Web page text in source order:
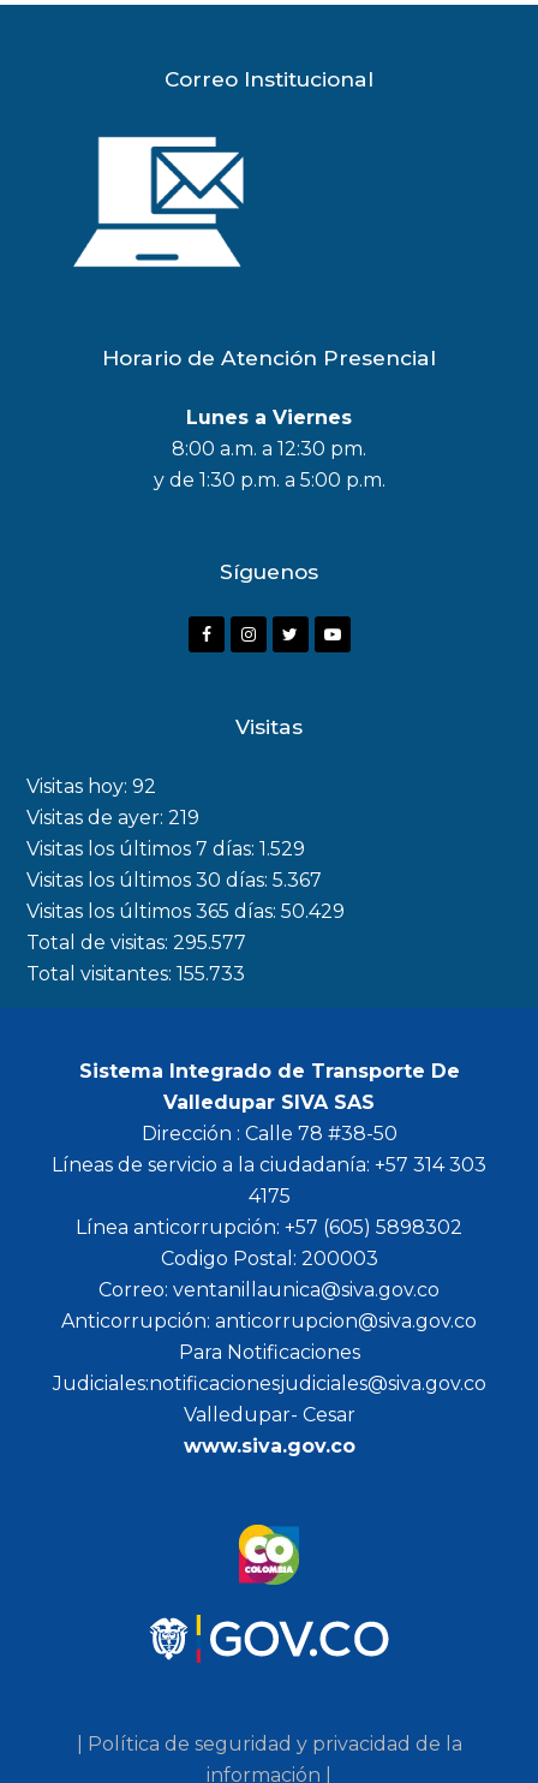
Correo Institucional
Horario de Atención Presencial
Lunes a Viernes
8:00 a.m. a 12:30 pm.
y de 1:30 p.m. a 5:00 p.m.
Síguenos
F
o
k
I
a
m
r
Y
Visitas
Visitas hoy:92
Visitas de ayer:219
Visitas los últimos 7 días:1.529
Visitas los últimos 30 días:5.367
Visitas los últimos 365 días:50.429
Total de visitas:295.577
Total visitantes:155.733
Sistema Integrado de Transporte De
Valledupar SIVA SAS
Dirección : Calle 78 #38-50
Líneas de servicio a la ciudadanía: +57 314 303
4175
Línea anticorrupción: +57 (605) 5898302
Codigo Postal: 200003
Correo: ventanillaunica@siva.gov.co
Anticorrupción: anticorrupcion@siva.gov.co
Para Notificaciones
Judiciales:notificacionesjudiciales@siva.gov.co
Valledupar- Cesar
www.siva.gov.co
| Política de seguridad y privacidad de la
información |